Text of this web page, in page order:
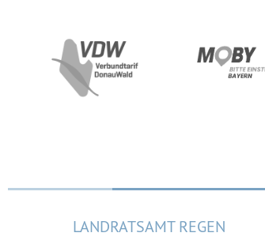
LANDRATSAMT REGEN